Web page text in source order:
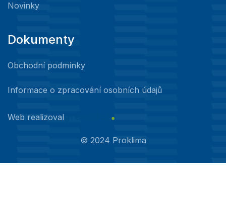
Novinky
Dokumenty
Obchodní podmínky
Informace o zpracování osobních údajů
Web realizoval
© 2024 Proklima